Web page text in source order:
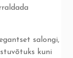
salongi,
kuni